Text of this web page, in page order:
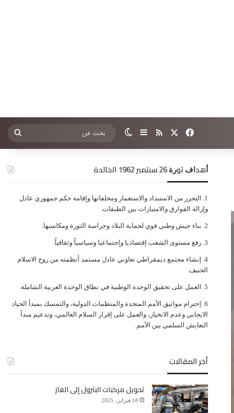
فيسبوك ملخص الموقع RSS
إضافة عمود جانبي
الوضع المظلم بحث
عن
ﺃﻫﺪﺍﻑ ﺛﻮﺭﺓ 26 ﺳﺒﺘﻤﺒﺮ 1962 الخالدة
ﺍﻟﺘﺤﺮﺭ ﻣﻦ ﺍﻻﺳﺘﺒﺪﺍﺩ ﻭﺍﻻﺳﺘﻌﻤﺎﺭ ﻭﻣﺨﻠﻔﺎﺗﻬﺎ ﻭﺇﻗﺎﻣﺔ ﺣﻜﻢ ﺟﻤﻬﻮﺭﻱ ﻋﺎﺩﻝ
ﻭﺇﺯﺍﻟﺔ ﺍﻟﻔﻮﺍﺭﻕ ﻭﺍﻻﻣﺘﻴﺎﺯﺍﺕ ﺑﻴﻦ ﺍﻟﻄﺒﻘﺎﺕ.
ﺑﻨﺎﺀ ﺟﻴﺶ ﻭﻃﻨﻲ ﻗﻮﻱ ﻟﺤﻤﺎﻳﺔ ﺍﻟﺒﻼﺩ ﻭﺣﺮﺍﺳﺔ ﺍﻟﺜﻮﺭﺓ ﻭﻣﻜﺎﺳﺒﻬﺎ.
ﺭﻓﻊ ﻣﺴﺘﻮﻯ ﺍﻟﺸﻌﺐ ﺇﻗﺘﺼﺎﺩﻳﺎ ﻭﺇﺟﺘﻤﺎﻋﻴﺎ ﻭﺳﻴﺎﺳﻴﺎً ﻭﺛﻘﺎﻓﻴﺎً.
ﺇﻧﺸﺎﺀ ﻣﺠﺘﻤﻊ ﺩﻳﻤﻘﺮﺍﻃﻲ ﺗﻌﺎﻭﻧﻲ ﻋﺎﺩﻝ ﻣﺴﺘﻤﺪ ﺃﻧﻈﻤﺘﻪ ﻣﻦ ﺭﻭﺡ ﺍﻻﺳﻼﻡ
ﺍﻟﺤﻨﻴﻒ.
ﺍﻟﻌﻤﻞ ﻋﻠﻰ ﺗﺤﻘﻴﻖ ﺍﻟﻮﺣﺪﺓ ﺍﻟﻮﻃﻨﻴﺔ ﻓﻲ ﻧﻄﺎﻕ ﺍﻟﻮﺣﺪﺓ ﺍﻟﻌﺮﺑﻴﺔ ﺍﻟﺸﺎﻣﻠﺔ.
ﺇﺣﺘﺮﺍﻡ ﻣﻮﺍﺛﻴﻖ الأﻣﻢ ﺍﻟﻤﺘﺤﺪﺓ ﻭﺍﻟﻤﻨﻈﻤﺎﺕ ﺍﻟﺪﻭﻟﻴﺔ، ﻭﺍﻟﺘﻤﺴﻚ ﺑﻤﺒﺪﺃ ﺍﻟﺤﻴﺎﺩ
ﺍﻻﻳﺠﺎﺑﻲ ﻭﻋﺪﻡ ﺍﻻﻧﺤﻴﺎﺯ، ﻭﺍﻟﻌﻤﻞ ﻋﻠﻰ ﺇﻗﺮﺍﺭ ﺍﻟﺴﻼﻡ ﺍﻟﻌﺎﻟﻤﻲ، ﻭﺗﺪﻋﻴﻢ ﻣﺒﺪﺃ
ﺍﻟﺘﻌﺎﻳﺶ ﺍﻟﺴﻠﻤﻲ ﺑﻴﻦ ﺍﻷﻣﻢ.
أخر المقالات
تحويل مركبات البترول إلى الغاز
18 فبراير، 2025